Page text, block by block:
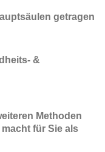
getragen
&
Methoden
für Sie als